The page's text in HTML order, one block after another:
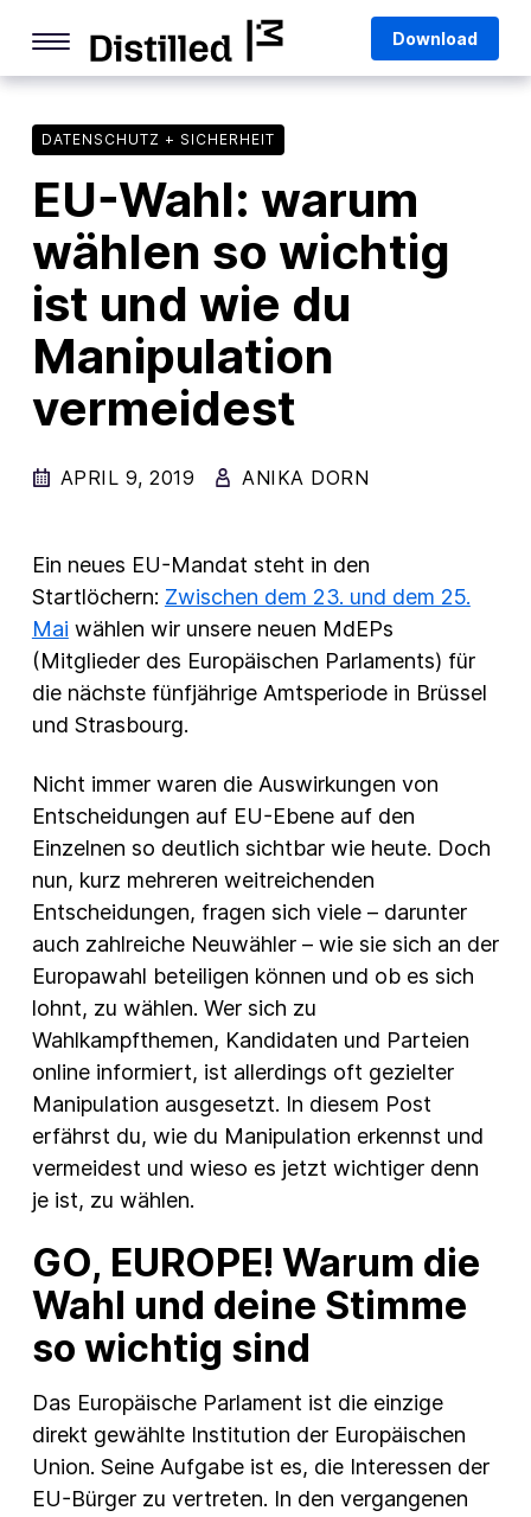
content
Life Online
Deep Dives
Q&As
Firefox
Privacy & Security
Firefox Features
Tips and Tricks
Firefox AI
Advertising
Principles
Internet Policy
From the Team
Download
DATENSCHUTZ + SICHERHEIT
EU-Wahl: warum
wählen so wichtig
ist und wie du
Manipulation
vermeidest
APRIL 9, 2019 ANIKA DORN
Ein neues EU-Mandat steht in den
Startlöchern: Zwischen dem 23. und dem 25.
Mai wählen wir unsere neuen MdEPs
(Mitglieder des Europäischen Parlaments) für
die nächste fünfjährige Amtsperiode in Brüssel
und Strasbourg.
Nicht immer waren die Auswirkungen von
Entscheidungen auf EU-Ebene auf den
Einzelnen so deutlich sichtbar wie heute. Doch
nun, kurz mehreren weitreichenden
Entscheidungen, fragen sich viele – darunter
auch zahlreiche Neuwähler – wie sie sich an der
Europawahl beteiligen können und ob es sich
lohnt, zu wählen. Wer sich zu
Wahlkampfthemen, Kandidaten und Parteien
online informiert, ist allerdings oft gezielter
Manipulation ausgesetzt. In diesem Post
erfährst du, wie du Manipulation erkennst und
vermeidest und wieso es jetzt wichtiger denn
je ist, zu wählen.
GO, EUROPE! Warum die
Wahl und deine Stimme
so wichtig sind
Das Europäische Parlament ist die einzige
direkt gewählte Institution der Europäischen
Union. Seine Aufgabe ist es, die Interessen der
EU-Bürger zu vertreten. In den vergangenen